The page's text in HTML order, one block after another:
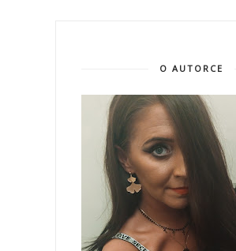
O AUTORCE